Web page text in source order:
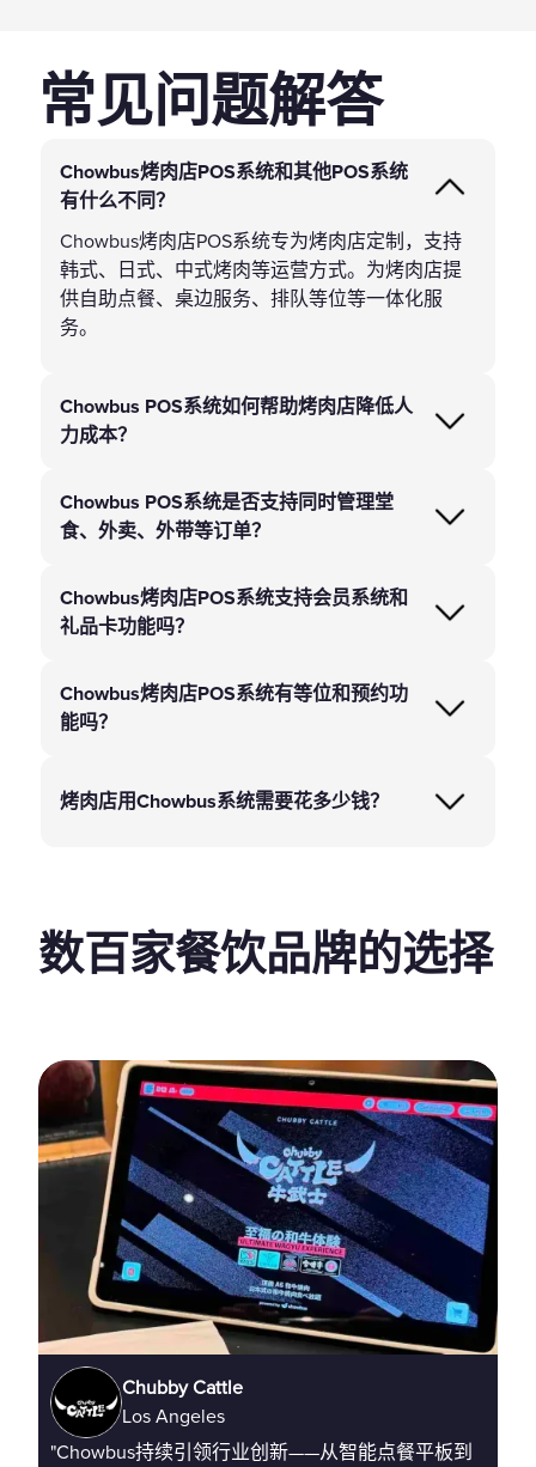
常见问题解答
Chowbus烤肉店POS系统和其他POS系统
有什么不同？
Chowbus烤肉店POS系统专为烤肉店定制，支持
韩式、日式、中式烤肉等运营方式。为烤肉店提
供自助点餐、桌边服务、排队等位等一体化服
务。
Chowbus POS系统如何帮助烤肉店降低人
力成本？
Chowbus POS系统是否支持同时管理堂
食、外卖、外带等订单？
Chowbus烤肉店POS系统支持会员系统和
礼品卡功能吗？
Chowbus烤肉店POS系统有等位和预约功
能吗？
烤肉店用Chowbus系统需要花多少钱？
数百家餐饮品牌的选择
Chubby Cattle
Los Angeles
"Chowbus持续引领行业创新——从智能点餐平板到